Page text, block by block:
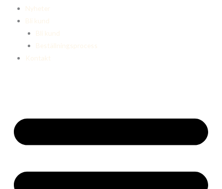
Nyheter
Bli kund
Bli kund
Beställningsprocess
Kontakt